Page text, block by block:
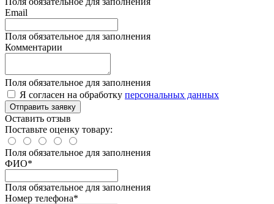
Email
Поля обязательное для заполнения
Комментарии
Поля обязательное для заполнения
Я согласен на обработку персональных данных
Отправить заявку
Оставить отзыв
Поставьте оценку товару:
Поля обязательное для заполнения
ФИО*
Поля обязательное для заполнения
Номер телефона*